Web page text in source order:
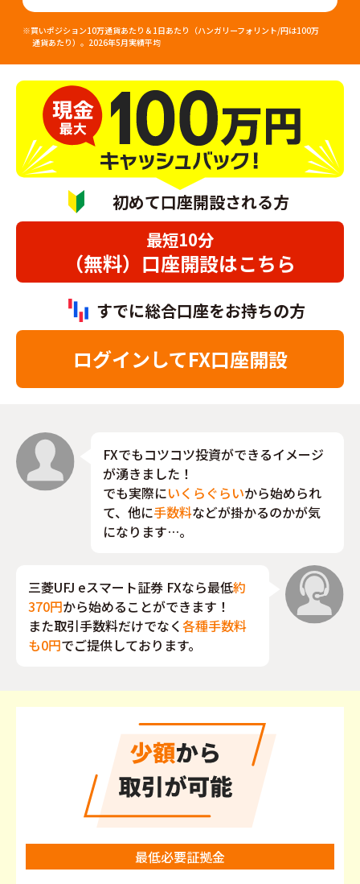
※買いポジション10万通貨あたり＆1⽇あたり（ハンガリーフォリント/円は100万
通貨あたり）。2026年5月実績平均
初めて口座開設される方
最短10分
（無料）口座開設はこちら
すでに総合口座をお持ちの方
ログインしてFX口座開設
FXでもコツコツ投資ができるイメージ
が湧きました！
でも実際にいくらぐらいから始められ
て、他に手数料などが掛かるのかが気
になります…。
三菱UFJ eスマート証券 FXなら最低約
370円から始めることができます！
また取引手数料だけでなく各種手数料
も0円でご提供しております。
最低必要証拠金